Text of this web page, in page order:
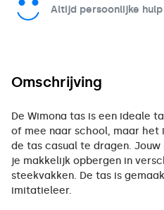
Altijd persoonlijke hulp
Omschrijving
De Wimona tas is een ideale
of mee naar school, maar het
de tas casual te dragen.
je makkelijk opbergen in
steekvakken. De tas is
imitatieleer.